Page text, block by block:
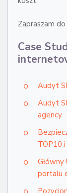
Zapraszam
Case
Audyt
Audyt
agency
TOP10
portalu